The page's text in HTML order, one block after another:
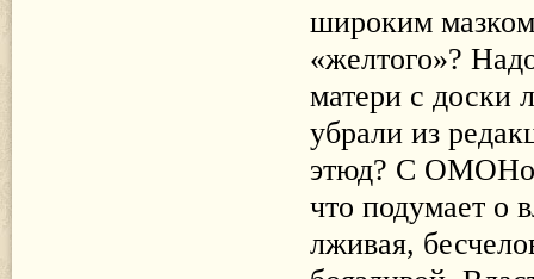
широким мазком
«желтого»?
матери с доски
убрали из
этюд? С
что подумает о
лживая,